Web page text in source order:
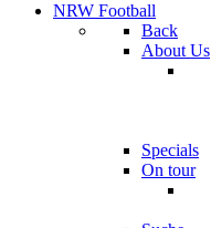
NRW Football
Back
About Us
Specials
On tour